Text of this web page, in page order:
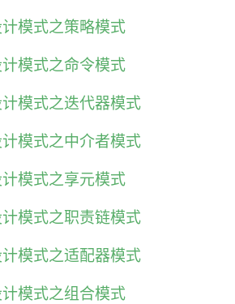
模式之策略模式
模式之命令模式
模式之迭代器模式
模式之中介者模式
模式之享元模式
模式之职责链模式
模式之适配器模式
模式之组合模式